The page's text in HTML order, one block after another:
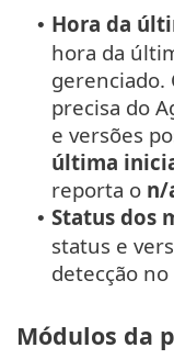
• Hora da
hora da
gerenciado.
precisa do
e versões
última
reporta o n/
• Status dos
status e
detecção
Módulos da